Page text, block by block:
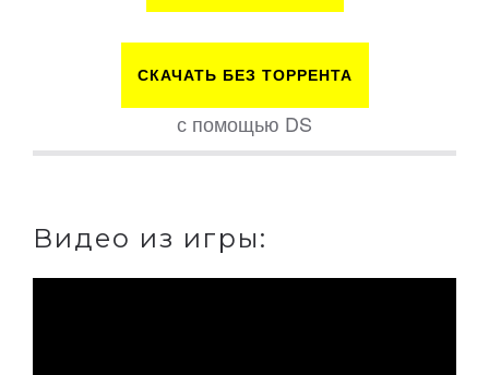
СКАЧАТЬ БЕЗ ТОРРЕНТА
с помощью DS
Видео из игры: